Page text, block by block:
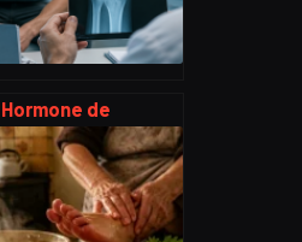
Hormone de
croissance à 22 ans
: pourquoi vos os ne
peuvent plus
s’allonger